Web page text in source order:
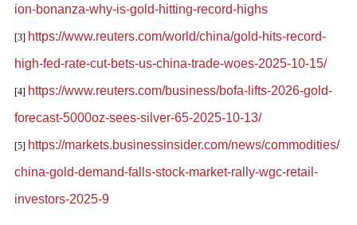
ion-bonanza-why-is-gold-hitting-record-highs
[3] https://www.reuters.com/world/china/gold-hits-record-
high-fed-rate-cut-bets-us-china-trade-woes-2025-10-15/
[4] https://www.reuters.com/business/bofa-lifts-2026-gold-
forecast-5000oz-sees-silver-65-2025-10-13/
[5] https://markets.businessinsider.com/news/commodities/
china-gold-demand-falls-stock-market-rally-wgc-retail-
investors-2025-9